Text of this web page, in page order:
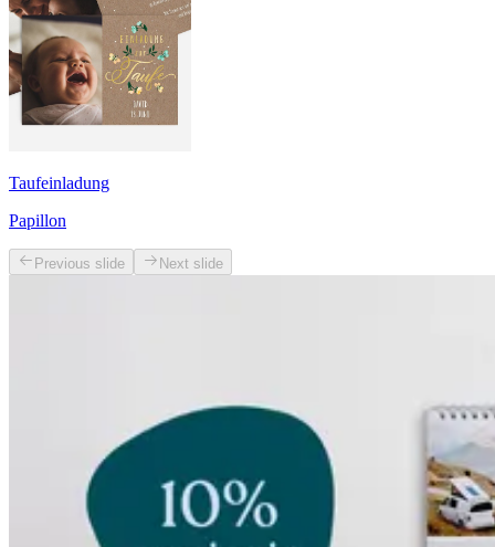
Taufeinladung
Papillon
Previous slide Next slide